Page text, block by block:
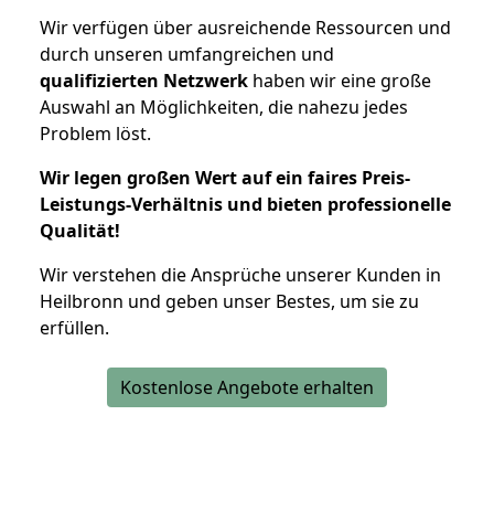
Wir verfügen über ausreichende Ressourcen und
durch unseren umfangreichen und
qualifizierten Netzwerk haben wir eine große
Auswahl an Möglichkeiten, die nahezu jedes
Problem löst.
Wir legen großen Wert auf ein faires Preis-
Leistungs-Verhältnis und bieten professionelle
Qualität!
Wir verstehen die Ansprüche unserer Kunden in
Heilbronn und geben unser Bestes, um sie zu
erfüllen.
Kostenlose Angebote erhalten